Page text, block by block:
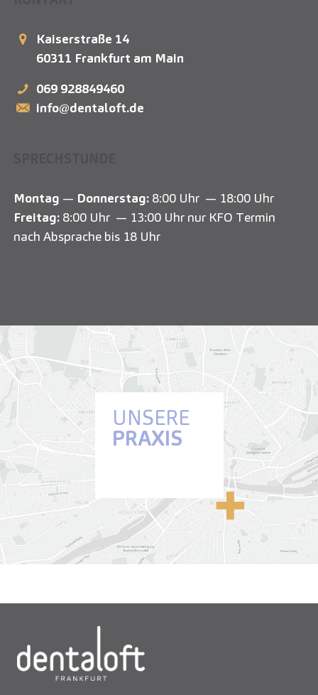
UNSERE
PRAXIS
Kaiserstraße 14
60311 Frankfurt am Main
069 928849460
info@dentaloft.de
Montag — Donnerstag: 8:00 Uhr — 18:00 Uhr
Freitag: 8:00 Uhr — 13:00 Uhr nur KFO Termin
nach Absprache bis 18 Uhr